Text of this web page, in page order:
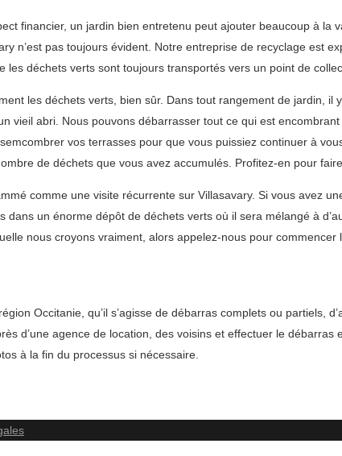
financier, un jardin bien entretenu peut ajouter beaucoup à la
n’est pas toujours évident. Notre entreprise de recyclage est
les déchets verts sont toujours transportés vers un point de
les déchets verts, bien sûr. Dans tout rangement de jardin, il
vieil abri. Nous pouvons débarrasser tout ce qui est
vos terrasses pour que vous puissiez continuer à
de déchets que vous avez accumulés. Profitez-en pour
comme une visite récurrente sur Villasavary. Si vous avez
dans un énorme dépôt de déchets verts où il sera mélangé à
nous croyons vraiment, alors appelez-nous pour
Occitanie, qu’il s’agisse de débarras complets ou partiels,
d’une agence de location, des voisins et effectuer le
à la fin du processus si nécessaire.